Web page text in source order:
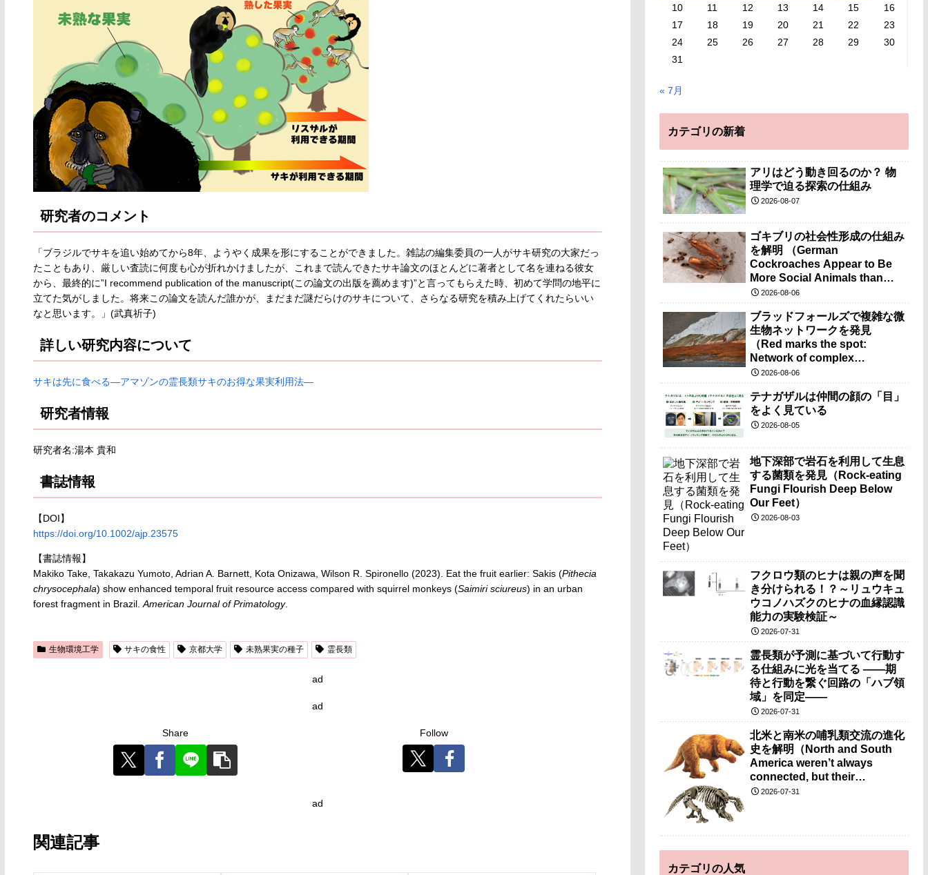
研究者のコメント
「ブラジルでサキを追い始めてから8年、ようやく成果を形にすることができました。雑誌の編集委員の一人がサキ研究の大家だっ
たこともあり、厳しい査読に何度も心が折れかけましたが、これまで読んできたサキ論文のほとんどに著者として名を連ねる彼女
から、最終的に”I recommend publication of the manuscript(この論文の出版を薦めます)”と言ってもらえた時、初めて学問の地平に
立てた気がしました。将来この論文を読んだ誰かが、まだまだ謎だらけのサキについて、さらなる研究を積み上げてくれたらいい
なと思います。」(武真祈子)
詳しい研究内容について
サキは先に食べる―アマゾンの霊長類サキのお得な果実利用法―
研究者情報
研究者名:湯本 貴和
書誌情報
【DOI】
https://doi.org/10.1002/ajp.23575
【書誌情報】
Makiko Take, Takakazu Yumoto, Adrian A. Barnett, Kota Onizawa, Wilson R. Spironello (2023). Eat the fruit earlier: Sakis (Pithecia
chrysocephala) show enhanced temporal fruit resource access compared with squirrel monkeys (Saimiri sciureus) in an urban
forest fragment in Brazil. American Journal of Primatology.
生物環境工学 サキの食性 京都大学 未熟果実の種子 霊長類
ad
ad
Share Follow
ad
関連記事
10
11 12 13 14 15
16
17
18 19 20 21 22
23
24
25 26 27 28 29
30
31
« 7月
カテゴリの新着
アリはどう動き回るのか？ 物
理学で迫る探索の仕組み
2026-08-07
ゴキブリの社会性形成の仕組み
を解明 （German
Cockroaches Appear to Be
More Social Animals than
Previously Thought）
2026-08-06
ブラッドフォールズで複雑な微
生物ネットワークを発見
（Red marks the spot:
Network of complex
microbes discovered at
2026-08-06
テナガザルは仲間の顔の「目」
をよく見ている
2026-08-05
地下深部で岩石を利用して生息
する菌類を発見（Rock-eating
Fungi Flourish Deep Below
Our Feet）
2026-08-03
フクロウ類のヒナは親の声を聞
き分けられる！？～リュウキュ
ウコノハズクのヒナの血縁認識
能力の実験検証～
2026-07-31
霊長類が予測に基づいて行動す
る仕組みに光を当てる ――期
待と行動を繋ぐ回路の「ハブ領
域」を同定――
2026-07-31
北米と南米の哺乳類交流の進化
史を解明（North and South
America weren’t always
connected, but their
mammals still found a way to
2026-07-31
カテゴリの人気